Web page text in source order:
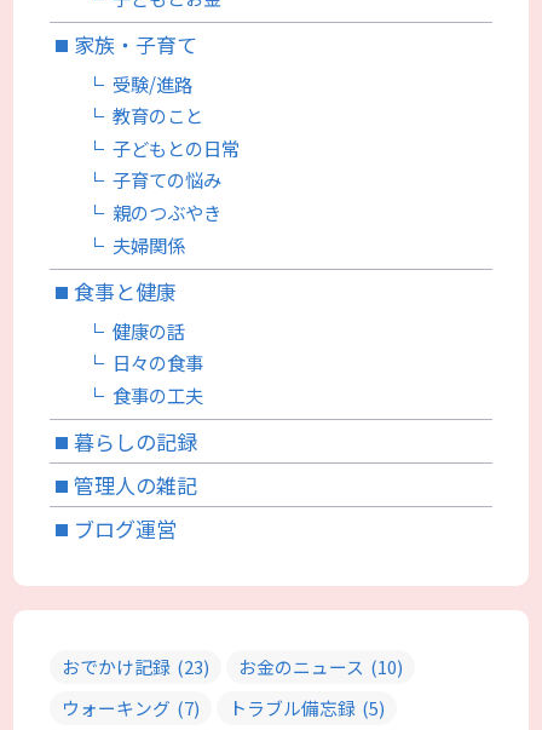
家族・子育て
受験/進路
教育のこと
子どもとの日常
子育ての悩み
親のつぶやき
夫婦関係
食事と健康
健康の話
日々の食事
食事の工夫
暮らしの記録
管理人の雑記
ブログ運営
おでかけ記録 (23) お金のニュース (10)
ウォーキング (7) トラブル備忘録 (5)